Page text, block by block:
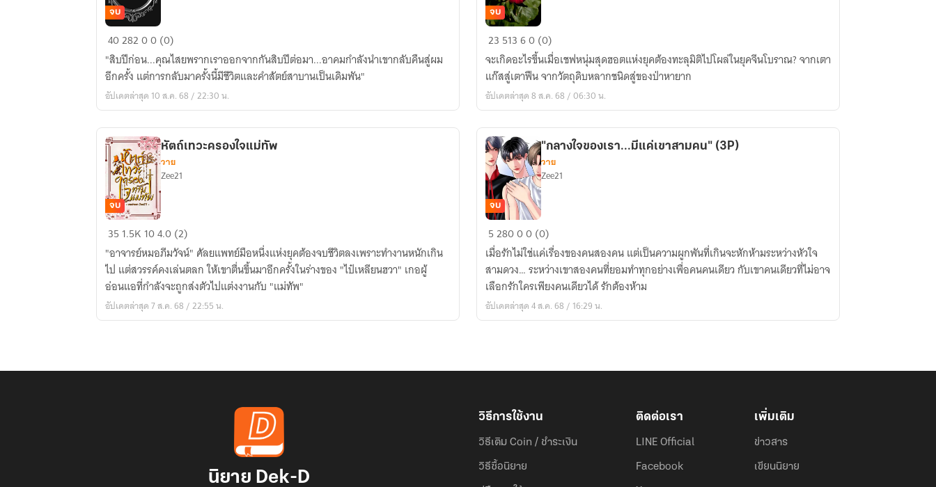
70
อาคม
สัต
ยา
บัญชา
รัก
จบ
4028200 (0)
"สิบปีก่อน...คุณไสยพรากเราออกจากกันสิบปีต่อมา...อาคมกำลังนำเขากลับคืนสู่ผม
อีกครั้ง แต่การกลับมาครั้งนี้มีชีวิตและคำสัตย์สาบานเป็นเดิมพัน"
อัปเดตล่าสุด 10 ส.ค. 68 / 22:30 น.
เริ
ส
ข้าม
ภพ
จบ
23 51360 (0)
จะเกิดอะไรขึ้นเมื่อเชฟหนุ่มสุดฮอตแห่งยุคต้องทะลุมิติไปโผล่ในยุคจีนโบราณ? จากเตา
แก๊สสู่เตาฟืน จากวัตถุดิบหลากชนิดสู่ของป่าหายาก
อัปเดตล่าสุด 8 ส.ค. 68 / 06:30 น.
หัตถ์
ครอง
ใจ
แม่ทัพ
จบ
หัตถ์เทวะครองใจแม่ทัพ
วาย
Zee21
35 1.5K 104.0 (2)
"อาจารย์หมอภีมวัจน์" ศัลยแพทย์มือหนึ่งแห่งยุคต้องจบชีวิตลงเพราะทำงานหนักเกิน
ไป แต่สวรรค์คงเล่นตลก ให้เขาตื่นขึ้นมาอีกครั้งในร่างของ "ไป๋เหลียนฮวา" เกอผู้
อ่อนแอที่กำลังจะถูกส่งตัวไปแต่งงานกับ "แม่ทัพ"
อัปเดตล่าสุด 7 ส.ค. 68 / 22:55 น.
"กลาง
ใจ
ของ
เรา...มี
แค่
เขา
จบ
"กลางใจของเรา...มีแค่เขาสามคน" (3P)
วาย
Zee21
528000 (0)
เมื่อรักไม่ใช่แค่เรื่องของคนสองคน แต่เป็นความผูกพันที่เกินจะหักห้ามระหว่างหัวใจ
สามดวง… ระหว่างเขาสองคนที่ยอมทำทุกอย่างเพื่อคนคนเดียว กับเขาคนเดียวที่ไม่อาจ
เลือกรักใครเพียงคนเดียวได้ รักต้องห้าม
อัปเดตล่าสุด 4 ส.ค. 68 / 16:29 น.
นิยาย Dek-D
วิธีการใช้งาน
วิธีเติม Coin / ชำระเงิน
วิธีซื้อนิยาย
ติดต่อเรา
LINE Official
Facebook
เพิ่มเติม
ข่าวสาร
เขียนนิยาย